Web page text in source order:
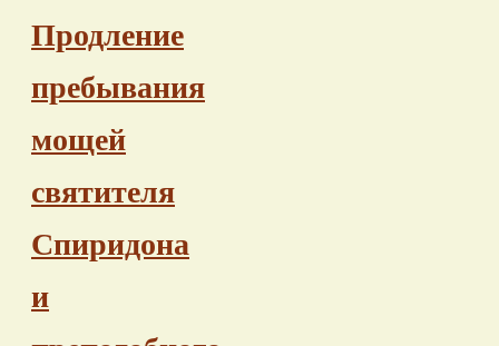
Продление
пребывания
мощей
святителя
Спиридона
и